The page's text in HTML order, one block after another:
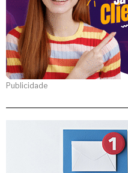
Publicidade